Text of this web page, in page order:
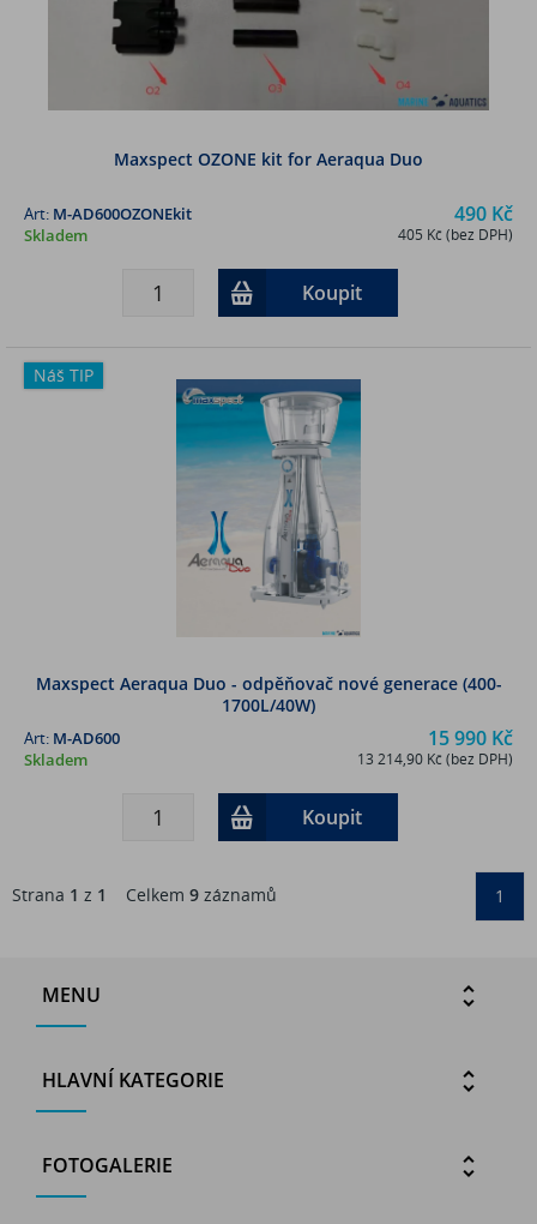
Maxspect OZONE kit for Aeraqua Duo
490 Kč
405 Kč (bez DPH)
Art: M-AD600OZONEkit
Skladem
Koupit
Náš TIP
Maxspect Aeraqua Duo - odpěňovač nové generace (400-
1700L/40W)
15 990 Kč
13 214,90 Kč (bez DPH)
Art: M-AD600
Skladem
Koupit
Strana 1 z 1 Celkem 9 záznamů 1
MENU
HLAVNÍ KATEGORIE
FOTOGALERIE